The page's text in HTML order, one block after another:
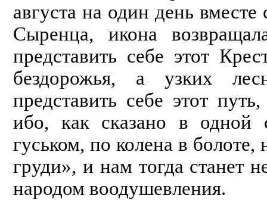
августа на один день
Сыренца, икона
представить себе этот
бездо­рожья, а узких
представить себе этот
ибо, как сказано в одной
гуськом, по колена в
груди», и нам тогда станет
народом воодушевления.